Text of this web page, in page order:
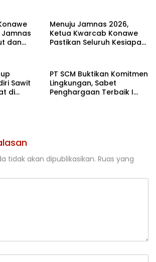
Jamnas
dan
Menuju Jamnas 2026,
Ketua Kwarcab Konawe
Pastikan Seluruh Kesiapan
Sawit
di
PT SCM Buktikan Komitmen
Lingkungan, Sabet
Penghargaan Terbaik I
tidak akan dipublikasikan. Ruas yang